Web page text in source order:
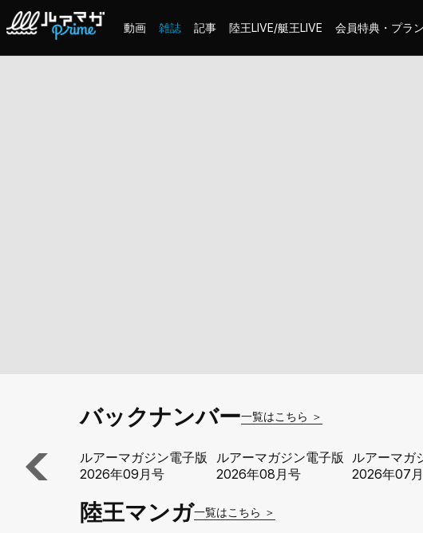
動画 雑誌 記事 陸王LIVE/艇王LIVE 会員特典・プラン
バックナンバー一覧はこちら ＞
ルアーマガジン電子版
2026年09月号
ルアーマガジン電子版
2026年08月号
ルアーマガ
2026年07
陸王マンガ一覧はこちら ＞